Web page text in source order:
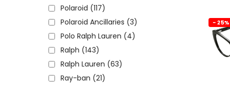
- 25%
Polaroid (117)
Polaroid Ancillaries (3)
Polo Ralph Lauren (4)
Ralph (143)
Ralph Lauren (63)
Ray-ban (21)